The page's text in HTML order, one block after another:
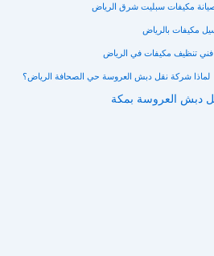
مكيفات سبليت شرق الرياض
مكيفات بالرياض
فني تنظيف مكيفات في الرياض
لماذا شركة نقل دبش العروسة حي الصحافة الرياض؟
دبش العروسة بمكة